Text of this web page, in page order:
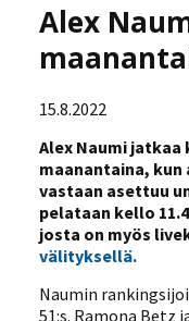
Alex
15.8.2022
Alex Naumi
maanantaina,
vastaan asettuu
pelataan kello
josta on myös
välityksellä.
Naumin
51:s. Ramona Betz